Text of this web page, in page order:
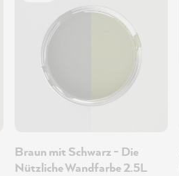
Braun mit Schwarz - Die
Nützliche Wandfarbe 2.5L